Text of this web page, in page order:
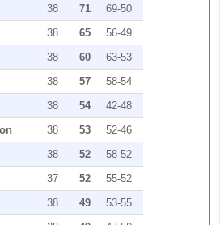
38 71
69-50
38 65
56-49
38 60
63-53
38 57
58-54
38 54
42-48
38 53
52-46
38 52
58-52
37 52
55-52
38 49
53-55